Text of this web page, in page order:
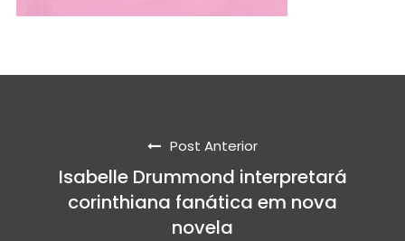
Post Anterior
Isabelle Drummond interpretará
corinthiana fanática em nova
novela